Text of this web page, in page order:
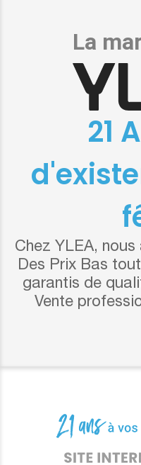
21
Chez YLEA,
Des Prix Bas
garantis de
Vente